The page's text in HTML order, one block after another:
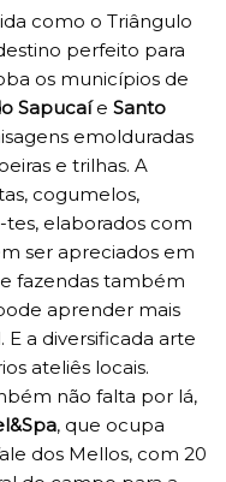
como o Triângulo
perfeito para
os municípios de
Sapucaíe Santo
emolduradas
e trilhas. A
cogumelos,
tes, elaborados com
ser apreciados em
fazendas também
aprender mais
a diversificada arte
ateliês locais.
não falta por lá,
, que ocupa
dos Mellos, com 20